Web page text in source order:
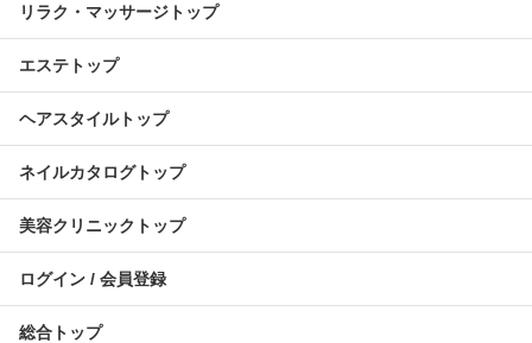
リラク・マッサージトップ
エステトップ
ヘアスタイルトップ
ネイルカタログトップ
美容クリニックトップ
ログイン / 会員登録
総合トップ